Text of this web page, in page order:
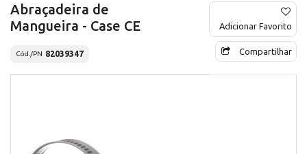
Abraçadeira de
Mangueira - Case CE
Cód./PN 82039347
Adicionar Favorito
Compartilhar